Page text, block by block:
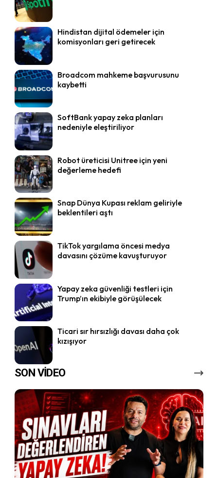
Hindistan dijital ödemeler için
komisyonları geri getirecek
Broadcom mahkeme başvurusunu
kaybetti
SoftBank yapay zeka planları
nedeniyle eleştiriliyor
Robot üreticisi Unitree için yeni
değerleme hedefi
Snap Dünya Kupası reklam geliriyle
beklentileri aştı
TikTok yargılama öncesi medya
davasını çözüme kavuşturuyor
Yapay zeka güvenliği testleri için
Trump’ın ekibiyle görüşülecek
Ticari sır hırsızlığı davası daha çok
kızışıyor
SON VİDEO